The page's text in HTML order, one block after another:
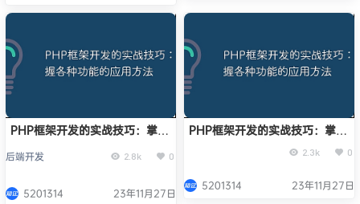
PHP框架开发的实战技巧：掌握
后端开发 2.8k 0
5201314 23年11月27日
PHP框架开发的实战技巧：掌握
2.3k 0
5201314 23年11月27日